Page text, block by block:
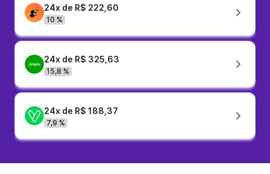
24x de R$ 222,60
10 %
24x de R$ 325,63
15,8 %
24x de R$ 188,37
7,9 %